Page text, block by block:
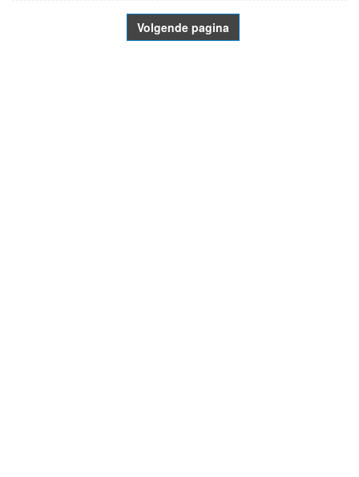
Volgende pagina